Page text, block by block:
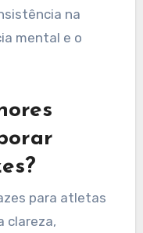
que se alinhem
uma linguagem
regular por
os atletas
várias
na
mental e o